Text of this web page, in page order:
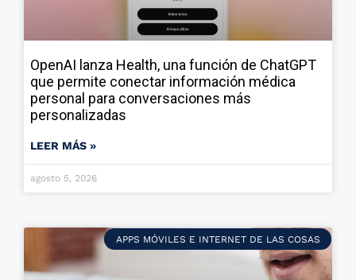
OpenAI lanza Health, una función de ChatGPT
que permite conectar información médica
personal para conversaciones más
personalizadas
LEER MÁS »
agosto 5, 2026
APPS MÓVILES E INTERNET DE LAS COSAS